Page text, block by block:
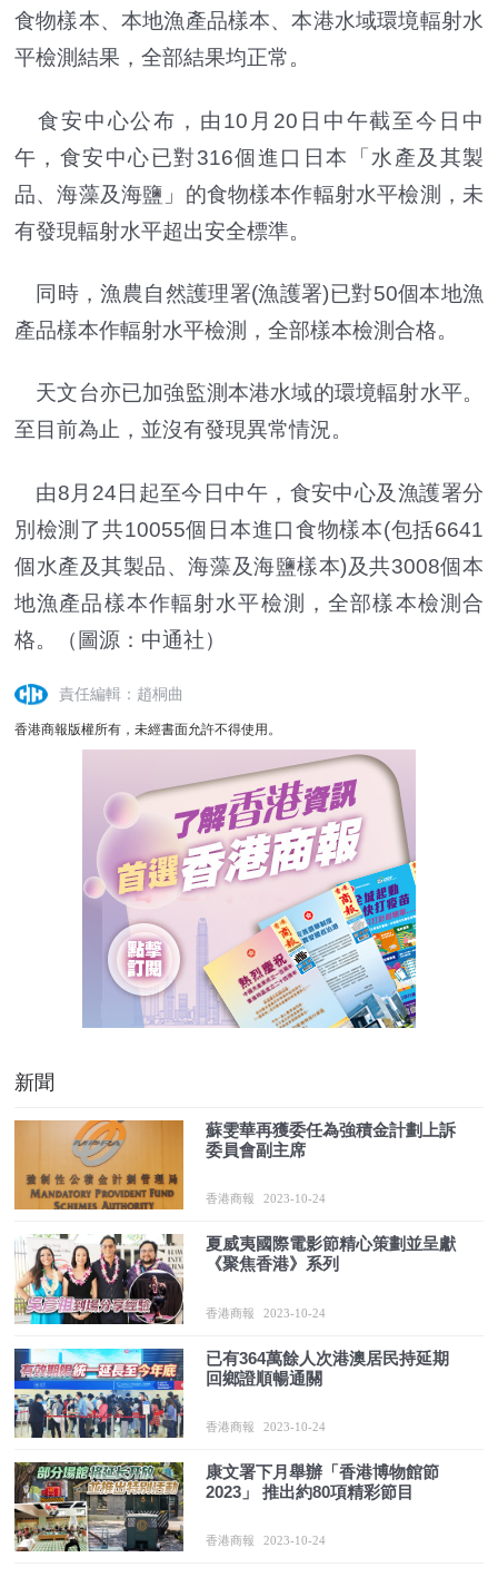
食物樣本、本地漁產品樣本、本港水域環境輻射水
平檢測結果，全部結果均正常。
食安中心公布，由10月20日中午截至今日中
午，食安中心已對316個進口日本「水產及其製
品、海藻及海鹽」的食物樣本作輻射水平檢測，未
有發現輻射水平超出安全標準。
同時，漁農自然護理署(漁護署)已對50個本地漁
產品樣本作輻射水平檢測，全部樣本檢測合格。
天文台亦已加強監測本港水域的環境輻射水平。
至目前為止，並沒有發現異常情況。
由8月24日起至今日中午，食安中心及漁護署分
別檢測了共10055個日本進口食物樣本(包括6641
個水產及其製品、海藻及海鹽樣本)及共3008個本
地漁產品樣本作輻射水平檢測，全部樣本檢測合
格。（圖源：中通社）
責任編輯：趙桐曲
香港商報版權所有，未經書面允許不得使用。
新聞
蘇雯華再獲委任為強積金計劃上訴
委員會副主席
香港商報 2023-10-24
夏威夷國際電影節精心策劃並呈獻
《聚焦香港》系列
香港商報 2023-10-24
已有364萬餘人次港澳居民持延期
回鄉證順暢通關
香港商報 2023-10-24
康文署下月舉辦「香港博物館節
2023」 推出約80項精彩節目
香港商報 2023-10-24